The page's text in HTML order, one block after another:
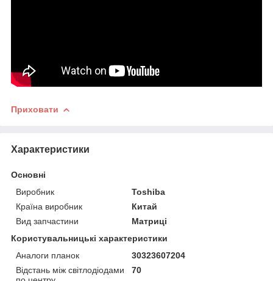
Приховати
Характеристики
Основні
Виробник
Toshiba
Країна виробник
Китай
Вид запчастини
Матриці
Користувальницькі характеристики
Аналоги планок
30323607204
Відстань між світлодіодами
70